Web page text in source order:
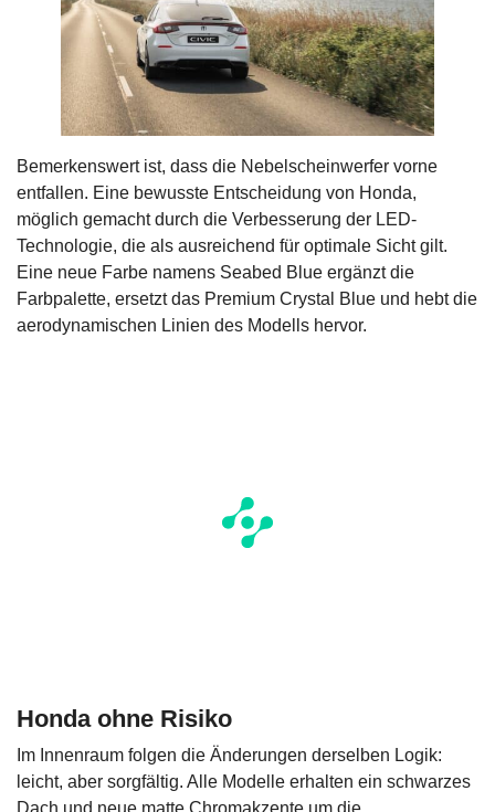
Bemerkenswert ist, dass die Nebelscheinwerfer vorne
entfallen. Eine bewusste Entscheidung von Honda,
möglich gemacht durch die Verbesserung der LED-
Technologie, die als ausreichend für optimale Sicht gilt.
Eine neue Farbe namens Seabed Blue ergänzt die
Farbpalette, ersetzt das Premium Crystal Blue und hebt die
aerodynamischen Linien des Modells hervor.
Honda ohne Risiko
Im Innenraum folgen die Änderungen derselben Logik:
leicht, aber sorgfältig. Alle Modelle erhalten ein schwarzes
Dach und neue matte Chromakzente um die